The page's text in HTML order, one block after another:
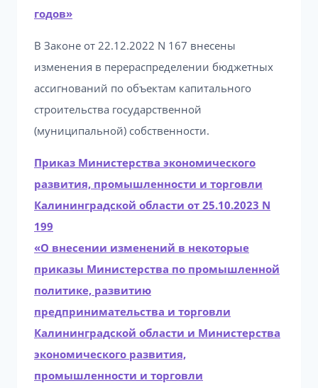
годов»
В Законе от 22.12.2022 N 167 внесены
изменения в перераспределении бюджетных
ассигнований по объектам капитального
строительства государственной
(муниципальной) собственности.
Приказ Министерства экономического
развития, промышленности и торговли
Калининградской области от 25.10.2023 N
199
«О внесении изменений в некоторые
приказы Министерства по промышленной
политике, развитию
предпринимательства и торговли
Калининградской области и Министерства
экономического развития,
промышленности и торговли